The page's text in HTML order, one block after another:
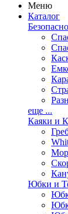
Меню
Каталог
еще ...
Каяки и
Юбки и